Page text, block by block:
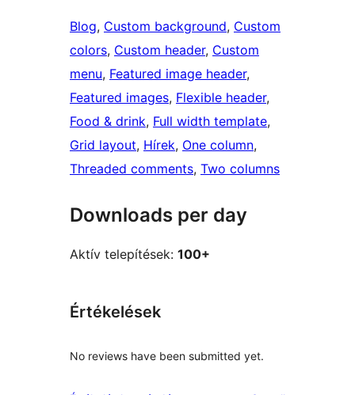
Blog, Custom background, Custom
colors, Custom header, Custom
menu, Featured image header
Featured images, Flexible header
Food & drink, Full width template
Grid layout, Hírek, One column
Threaded comments, Two columns
Downloads per day
Aktív telepítések: 100+
Értékelések
No reviews have been submitted yet.